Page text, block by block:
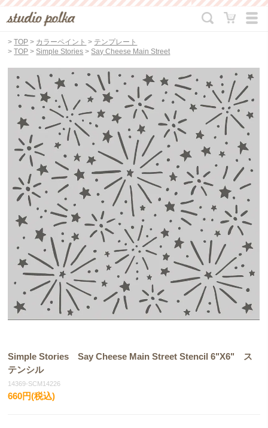
>TOP > カラーペイント > テンプレート
>TOP > Simple Stories > Say Cheese Main Street
Simple Stories Say Cheese Main Street Stencil 6"X6" ス
テンシル
14369-SCM14226
660円(税込)